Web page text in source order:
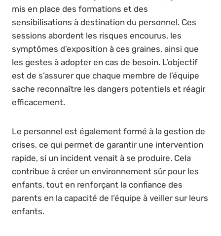
mis en place des formations et des
sensibilisations à destination du personnel. Ces
sessions abordent les risques encourus, les
symptômes d’exposition à ces graines, ainsi que
les gestes à adopter en cas de besoin. L’objectif
est de s’assurer que chaque membre de l’équipe
sache reconnaître les dangers potentiels et réagir
efficacement.
Le personnel est également formé à la gestion de
crises, ce qui permet de garantir une intervention
rapide, si un incident venait à se produire. Cela
contribue à créer un environnement sûr pour les
enfants, tout en renforçant la confiance des
parents en la capacité de l’équipe à veiller sur leurs
enfants.